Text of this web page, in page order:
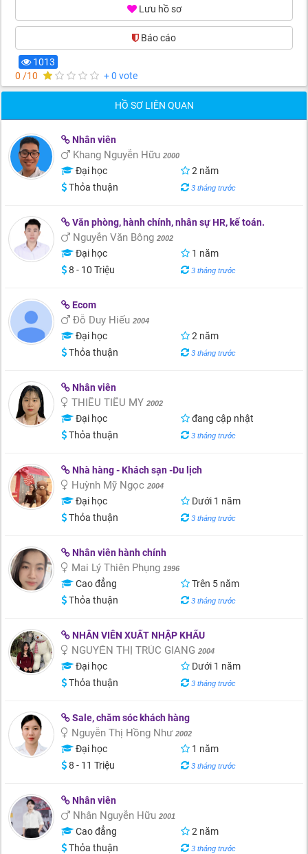
Lưu hồ sơ
Báo cáo
1013
0 /10
+ 0 vote
HỒ SƠ LIÊN QUAN
Nhân viên
Khang Nguyễn Hữu 2000
Đại học
2 năm
Thỏa thuận
3 tháng trước
Văn phòng, hành chính, nhân sự HR, kế toán.
Nguyễn Văn Bông 2002
Đại học
1 năm
8 - 10 Triệu
3 tháng trước
Ecom
Đỗ Duy Hiếu 2004
Đại học
2 năm
Thỏa thuận
3 tháng trước
Nhân viên
THIỀU TIỂU MY 2002
Đại học
đang cập nhật
Thỏa thuận
3 tháng trước
Nhà hàng - Khách sạn -Du lịch
Huỳnh Mỹ Ngọc 2004
Đại học
Dưới 1 năm
Thỏa thuận
3 tháng trước
Nhân viên hành chính
Mai Lý Thiên Phụng 1996
Cao đẳng
Trên 5 năm
Thỏa thuận
3 tháng trước
NHÂN VIÊN XUẤT NHẬP KHẨU
NGUYỄN THỊ TRÚC GIANG 2004
Đại học
Dưới 1 năm
Thỏa thuận
3 tháng trước
Sale, chăm sóc khách hàng
Nguyễn Thị Hồng Như 2002
Đại học
1 năm
8 - 11 Triệu
3 tháng trước
Nhân viên
Nhân Nguyễn Hữu 2001
Cao đẳng
2 năm
Thỏa thuận
3 tháng trước